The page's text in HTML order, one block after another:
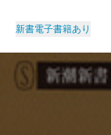
新書電子書籍あり